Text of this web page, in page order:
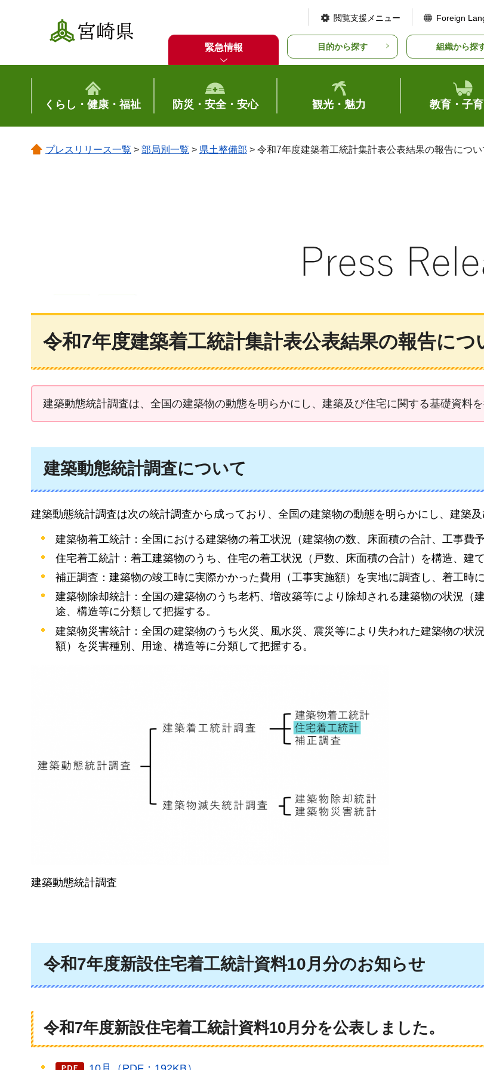
宮崎県
閲覧支援メニュー Foreign
緊急情報 目的から探す 組織から探
くらし・健康・福祉 防災・安全・安心 観光・魅力 教育・子
プレスリリース一覧 > 部局別一覧 > 県土整備部 > 令和7年度建築着工統計集計表公表結果の報告につ
令和7年度建築着工統計集計表公表結果の報告につ
建築動態統計調査は、全国の建築物の動態を明らかにし、建築及び住宅に関する基礎資料
建築動態統計調査について
建築動態統計調査は次の統計調査から成っており、全国の建築物の動態を明らかにし、建築
建築物着工統計：全国における建築物の着工状況（建築物の数、床面積の合計、工事費
住宅着工統計：着工建築物のうち、住宅の着工状況（戸数、床面積の合計）を構造、建
補正調査：建築物の竣工時に実際かかった費用（工事実施額）を実地に調査し、着工時
建築物除却統計：全国の建築物のうち老朽、増改築等により除却される建築物の状況（
途、構造等に分類して把握する。
建築物災害統計：全国の建築物のうち火災、風水災、震災等により失われた建築物の状
額）を災害種別、用途、構造等に分類して把握する。
建築動態統計調査
令和7年度新設住宅着工統計資料10月分のお知らせ
令和7年度新設住宅着工統計資料10月分を公表しました。